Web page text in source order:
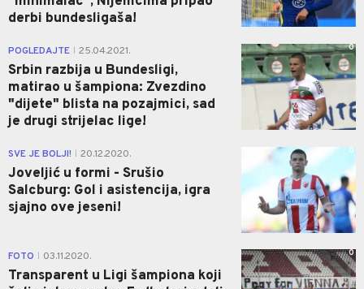
derbi bundesligaša!
POGLEDAJTE 25.04.2021.
Srbin razbija u Bundesligi,
matirao u šampiona: Zvezdino
"dijete" blista na pozajmici, sad
je drugi strijelac lige!
0
SVE JE BOLJI! 20.12.2020.
Joveljić u formi - Srušio
Salcburg: Gol i asistencija, igra
sjajno ove jeseni!
0
FOTO 03.11.2020.
Transparent u Ligi šampiona koji
0